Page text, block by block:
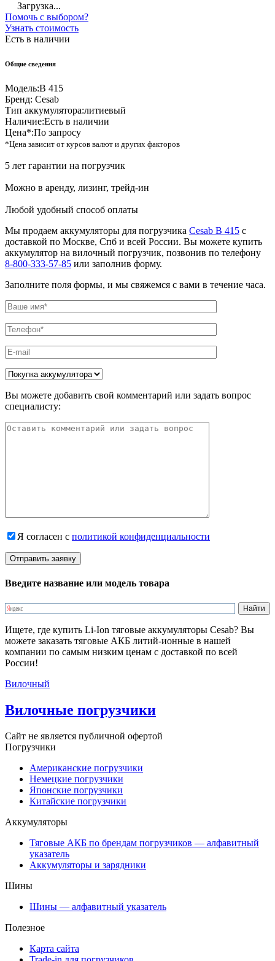
Загрузка...
Помочь с выбором?
Узнать стоимость
Есть в наличии
Общие сведения
Модель:B 415
Бренд: Cesab
Тип аккумулятора:литиевый
Наличие:Есть в наличии
Цена*:По запросу
*Цена зависит от курсов валют и других факторов
5 лет гарантии на погрузчик
Можно в аренду, лизинг, трейд-ин
Любой удобный способ оплаты
Мы продаем аккумуляторы для погрузчика Cesab B 415 с
доставкой по Москве, Спб и всей России. Вы можете купить
аккумулятор на вилочный погрузчик, позвонив по телефону
8-800-333-57-85 или заполнив форму.
Заполните поля формы, и мы свяжемся с вами в течение часа.
Вы можете добавить свой комментарий или задать вопрос
специалисту:
Я согласен с политикой конфиденциальности
Введите название или модель товара
Ищете, где купить Li-Ion тяговые аккумуляторы Cesab? Вы
можете заказать тяговые АКБ литий-ионные в нашей
компании по самым низким ценам с доставкой по всей
России!
Вилочный
Вилочные погрузчики
Сайт не является публичной офертой
Погрузчики
Американские погрузчики
Немецкие погрузчики
Японские погрузчики
Китайские погрузчики
Аккумуляторы
Тяговые АКБ по брендам погрузчиков — алфавитный
указатель
Аккумуляторы и зарядники
Шины
Шины — алфавитный указатель
Полезное
Карта сайта